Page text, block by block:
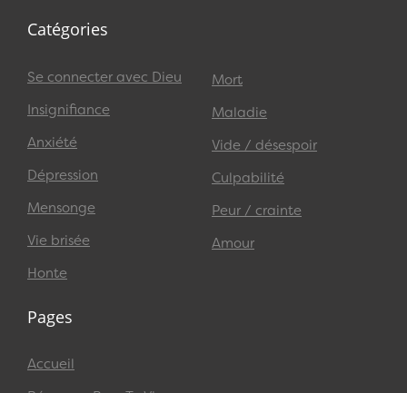
Catégories
Se connecter avec Dieu
Insignifiance
Anxiété
Dépression
Mensonge
Vie brisée
Honte
Mort
Maladie
Vide / désespoir
Culpabilité
Peur / crainte
Amour
Pages
Accueil